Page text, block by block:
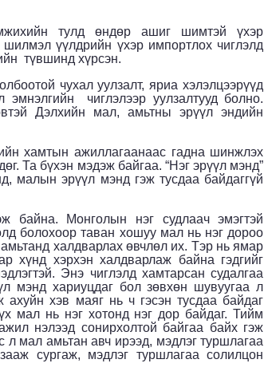
тулд өндөр ашиг шимтэй үхэр
үүлдрийн үхэр импортлох чиглэлд
түвшинд хүрсэн.
чухал уулзалт, яриа хэлэлцээрүүд
чиглэлээр уулзалтууд болно.
Дэлхийн мал, амьтны эрүүл эндийн
хамтын ажиллагаанаас гадна шинжлэх
Та бүхэн мэдэж байгаа. “Нэг эрүүл мэнд”
малын эрүүл мэнд гэж тусдаа байдаггүй
байна. Монголын нэг судлаач эмэгтэй
болохоор таван хошуу мал нь нэг дороо
халдварлах өвчлөл их. Тэр нь ямар
хүнд хэрхэн халдварлаж байна гэдгийг
Энэ чиглэлд хамтарсан судалгаа
мэнд хариуцдаг бол зөвхөн шувуугаа л
ахуйн хэв маяг нь ч гэсэн тусдаа байдаг
мал нь нэг хотонд нэг дор байдаг. Тийм
нэлээд сонирхолтой байгаа байх гэж
мал амьтан авч ирээд, мэдлэг туршлагаа
сургаж, мэдлэг туршлагаа солилцон